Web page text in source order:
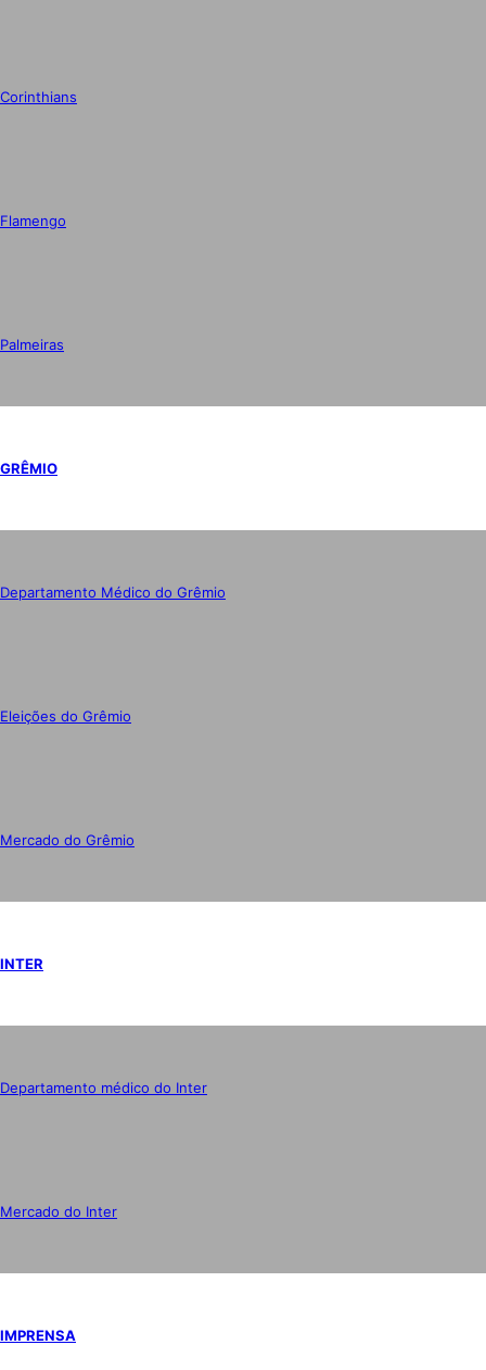
Corinthians
Flamengo
Palmeiras
GRÊMIO
Departamento Médico do Grêmio
Eleições do Grêmio
Mercado do Grêmio
INTER
Departamento médico do Inter
Mercado do Inter
IMPRENSA